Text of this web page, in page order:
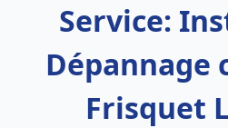
Service:
Dépannage
Frisquet